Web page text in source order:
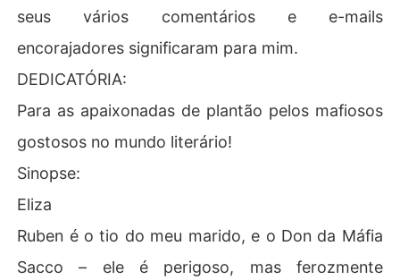
seus vários comentários e e-mails
encorajadores significaram para mim.
DEDICATÓRIA:
Para as apaixonadas de plantão pelos mafiosos
gostosos no mundo literário!
Sinopse:
Eliza
Ruben é o tio do meu marido, e o Don da Máfia
Sacco – ele é perigoso, mas ferozmente